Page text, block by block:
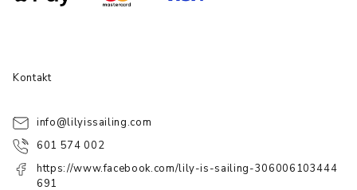
Kontakt
info@lilyissailing.com
601 574 002
https://www.facebook.com/lily-is-sailing-306006103444
691